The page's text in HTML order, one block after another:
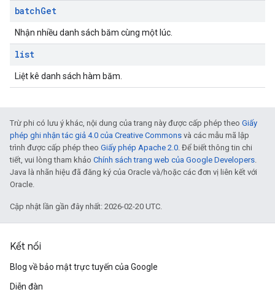
batchGet
Nhận nhiều danh sách băm cùng một lúc.
list
Liệt kê danh sách hàm băm.
Trừ phi có lưu ý khác, nội dung của trang này được cấp phép theo Giấy
phép ghi nhận tác giả 4.0 của Creative Commons và các mẫu mã lập
trình được cấp phép theo Giấy phép Apache 2.0. Để biết thông tin chi
tiết, vui lòng tham khảo Chính sách trang web của Google Developers.
Java là nhãn hiệu đã đăng ký của Oracle và/hoặc các đơn vị liên kết với
Oracle.
Cập nhật lần gần đây nhất: 2026-02-20 UTC.
Kết nối
Blog về bảo mật trực tuyến của Google
Diễn đàn